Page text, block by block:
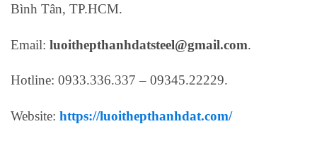
Bình Tân, TP.HCM.
Email: luoithepthanhdatsteel@gmail.com.
Hotline: 0933.336.337 – 09345.22229.
Website: https://luoithepthanhdat.com/